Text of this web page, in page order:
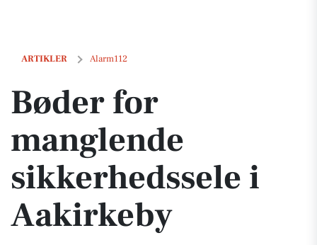
ARTIKLER Alarm112
Bøder for manglende sikkerhedssele i Aakirkeby
Bøder for
manglende
sikkerhedssele i
Aakirkeby